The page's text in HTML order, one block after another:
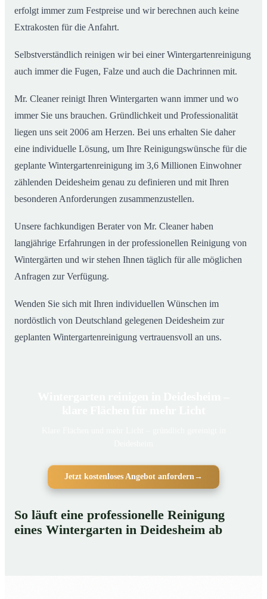
erfolgt immer zum Festpreise und wir berechnen auch keine
Extrakosten für die Anfahrt.
Selbstverständlich reinigen wir bei einer Wintergartenreinigung
auch immer die Fugen, Falze und auch die Dachrinnen mit.
Mr. Cleaner reinigt Ihren Wintergarten wann immer und wo
immer Sie uns brauchen. Gründlichkeit und Professionalität
liegen uns seit 2006 am Herzen. Bei uns erhalten Sie daher
eine individuelle Lösung, um Ihre Reinigungswünsche für die
geplante Wintergartenreinigung im 3,6 Millionen Einwohner
zählenden Deidesheim genau zu definieren und mit Ihren
besonderen Anforderungen zusammenzustellen.
Unsere fachkundigen Berater von Mr. Cleaner haben
langjährige Erfahrungen in der professionellen Reinigung von
Wintergärten und wir stehen Ihnen täglich für alle möglichen
Anfragen zur Verfügung.
Wenden Sie sich mit Ihren individuellen Wünschen im
nordöstlich von Deutschland gelegenen Deidesheim zur
geplanten Wintergartenreinigung vertrauensvoll an uns.
Jetzt kostenloses Angebot anfordern→
So läuft eine professionelle Reinigung
eines Wintergarten in Deidesheim ab